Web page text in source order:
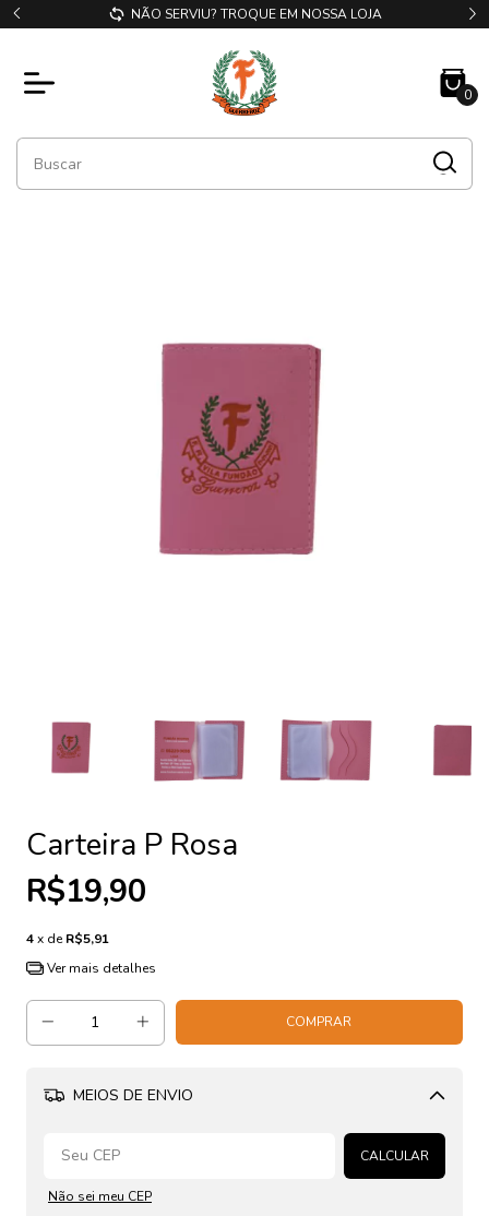
NÃO SERVIU? TROQUE EM NOSSA LOJA
0
Carteira P Rosa
R$19,90
4x deR$5,91
Ver mais detalhes
MEIOS DE ENVIO
Alterar CEP
CALCULAR
Não sei meu CEP